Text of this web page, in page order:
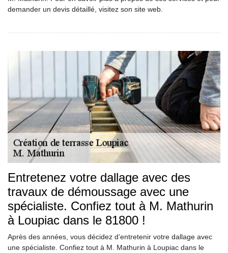
demander un devis détaillé, visitez son site web.
Entretenez votre dallage avec des
travaux de démoussage avec une
spécialiste. Confiez tout à M. Mathurin
à Loupiac dans le 81800 !
Après des années, vous décidez d’entretenir votre dallage avec
une spécialiste. Confiez tout à M. Mathurin à Loupiac dans le